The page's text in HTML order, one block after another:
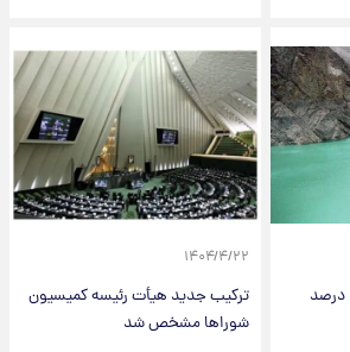
ذخایر سدهای تهران به ۱۴ درصد
۱۴۰۴/۴/۲۲
ترکیب جدید هیأت رئیسه کمیسیون
شوراها مشخص شد